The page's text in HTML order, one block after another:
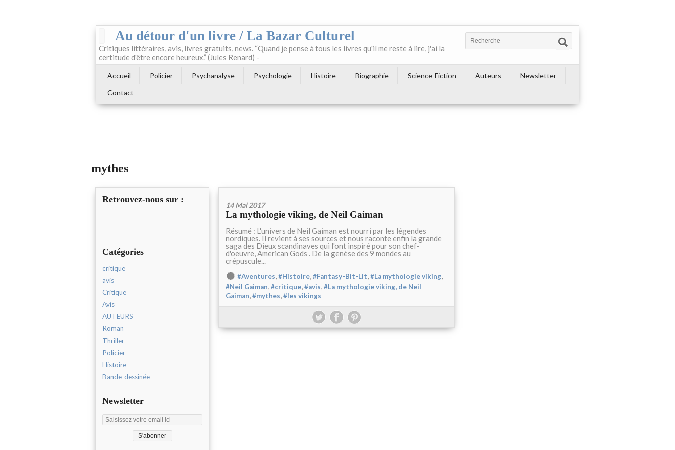
Au détour d'un livre / La Bazar Culturel
Critiques littéraires, avis, livres gratuits, news. “Quand je pense à tous les livres qu'il me reste à lire, j'ai la
certitude d'être encore heureux.” (Jules Renard) -
Accueil Policier Psychanalyse Psychologie Histoire Biographie Science-Fiction Auteurs
Newsletter
Contact
mythes
Retrouvez-nous sur :
Catégories
critique
avis
Critique
Avis
AUTEURS
Roman
Thriller
Policier
Histoire
Bande-dessinée
Newsletter
14 Mai 2017
La mythologie viking, de Neil Gaiman
Résumé : L'univers de Neil Gaiman est nourri par les légendes
nordiques. Il revient à ses sources et nous raconte enfin la grande
saga des Dieux scandinaves qui l'ont inspiré pour son chef-
d'oeuvre, American Gods . De la genèse des 9 mondes au
crépuscule...
#Aventures,#Histoire,#Fantasy-Bit-Lit,#La mythologie viking,
#Neil Gaiman,#critique,#avis,#La mythologie viking, de Neil
Gaiman,#mythes,#les vikings